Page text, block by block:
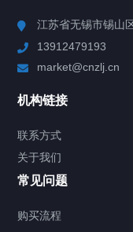
Chiller高精度制冷
TCU温度控制单元
Chiller气体控温系统
江苏省无锡市锡山
13912479193
market@cnzlj.cn
机构链接
联系方式
关于我们
常见问题
购买流程